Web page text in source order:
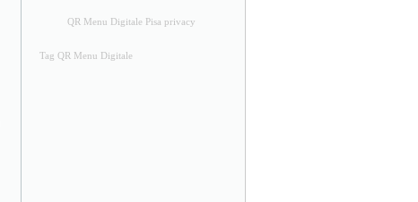
QR Menu Digitale Pisa privacy
Tag QR Menu Digitale